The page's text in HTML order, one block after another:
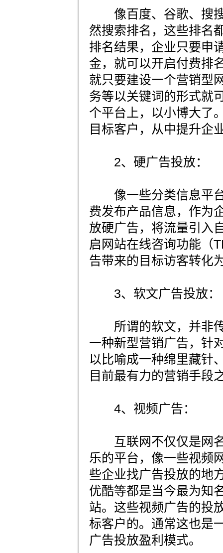
像百度、谷歌、搜搜
然搜索排名，这些排名
排名结果，企业只要申
金，就可以开启付费排
就只要建设一个营销型
务等以关键词的形式就
个平台上，以小博大了
目标客户，从中提升企
2、硬广告投放：
像一些分类信息平台
费发布产品信息，作为
放硬广告，将流量引入
启网站在线咨询功能（
告带来的目标访客转化
3、软文广告投放：
所谓的软文，并非传
一种新型营销广告，针
以比喻成一种绵里藏针
目前最有力的营销手段
4、视频广告：
互联网不仅仅是网名
乐的平台，像一些视频
些企业找广告投放的地
优酷等都是当今最为知
站。这些视频广告的投
标客户的。通常这也是
广告投放盈利模式。